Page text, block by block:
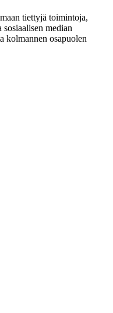
tiettyjä toimintoja,
median
kolmannen osapuolen